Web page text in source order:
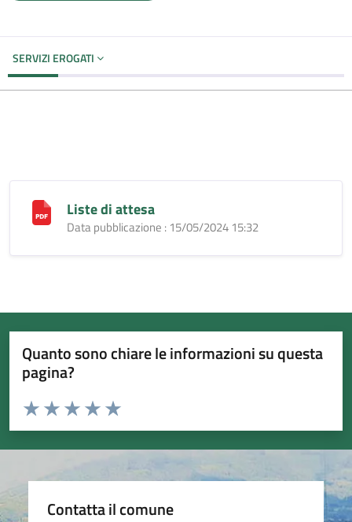
SERVIZI EROGATI
Liste di attesa
Data pubblicazione : 15/05/2024 15:32
Quanto sono chiare le informazioni su questa
pagina?
Valuta da 1 a 5 stelle la pagina
Valuta 5 stelle su 5
Valuta 4 stelle su 5
Valuta 3 stelle su 5
Valuta 2 stelle su 5
Valuta 1 stelle su 5
Contatta il comune